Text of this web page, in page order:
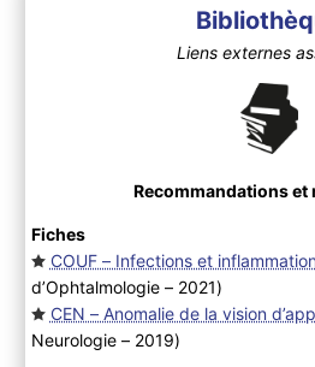
Liens externes
Recommandations et
Fiches
COUF – Infections et
d’Ophtalmologie – 2021)
CEN – Anomalie de la vision
Neurologie – 2019)